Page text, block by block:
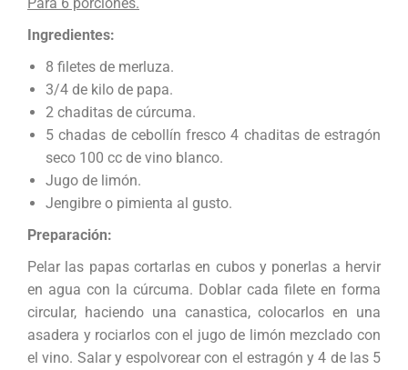
Ingredientes:
8 filetes de merluza.
3/4 de kilo de papa.
2 chaditas de cúrcuma.
5 chadas de cebollín fresco 4 chaditas de estragón
seco 100 cc de vino blanco.
Jugo de limón.
Jengibre o pimienta al gusto.
Preparación:
Pelar las papas cortarlas en cubos y ponerlas a hervir
en agua con la cúrcuma. Doblar cada filete en forma
circular, haciendo una canastica, colocarlos en una
asadera y rociarlos con el jugo de limón mezclado con
el vino. Salar y espolvorear con el estragón y 4 de las 5